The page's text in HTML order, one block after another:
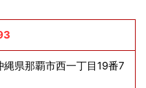
県那覇市西一丁目19番7